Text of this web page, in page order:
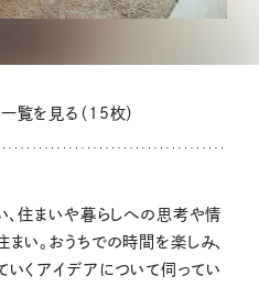
覧を見る（15枚）
、住まいや暮らしへの思考や情
い。おうちでの時間を楽しみ、
いくアイデアについて伺ってい